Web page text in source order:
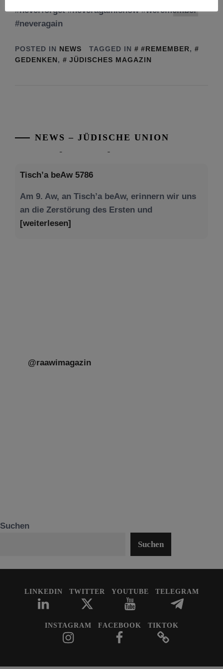
#neverforget #neveragainisnow #weremember
#neveragain
POSTED IN NEWS TAGGED IN #REMEMBER,
GEDENKEN, JÜDISCHES MAGAZIN
NEWS – JÜDISCHE UNION
an die Zerstörung des Ersten und
[weiterlesen]
@raawimagazin
Suchen
Suchen
LINKEDIN TWITTER YOUTUBE TELEGRAM
INSTAGRAM FACEBOOK TIKTOK